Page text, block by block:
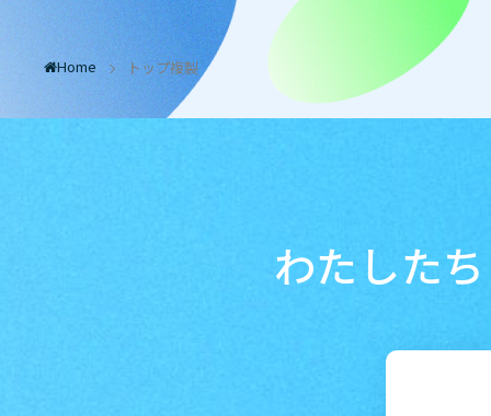
Home / トップ複製
わたした